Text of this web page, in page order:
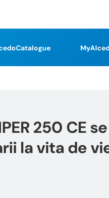
250 CE
la vita de